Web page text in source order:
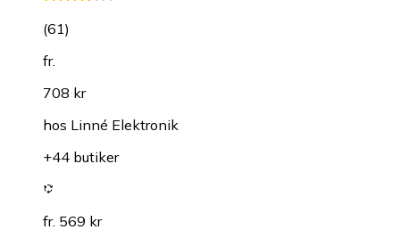
(61)
fr.
708 kr
hos Linné Elektronik
+44 butiker
fr. 569 kr